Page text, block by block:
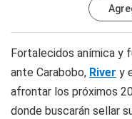
Fortalecidos anímica y
ante Carabobo, River y
afrontar los próximos
donde buscarán sellar